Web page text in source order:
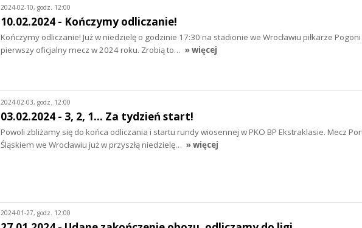
2024-02-10, godz. 12:00
10.02.2024 - Kończymy odliczanie!
Kończymy odliczanie! Już w niedzielę o godzinie 17:30 na stadionie we Wrocławiu piłkarze
pierwszy oficjalny mecz w 2024 roku. Zrobią to… » więcej
2024-02-03, godz. 12:00
03.02.2024 - 3, 2, 1... Za tydzień start!
Powoli zbliżamy się do końca odliczania i startu rundy wiosennej w PKO BP Ekstraklasie. Mecz
Śląskiem we Wrocławiu już w przyszłą niedzielę… » więcej
2024-01-27, godz. 12:00